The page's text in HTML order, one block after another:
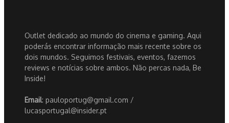
Outlet dedicado ao mundo do cinema e gaming. Aqui
poderás encontrar informação mais recente sobre os
dois mundos. Seguimos festivais, eventos, fazemos
reviews e notícias sobre ambos. Não percas nada, Be
Inside!
Email: pauloportug@gmail.com /
lucasportugal@insider.pt